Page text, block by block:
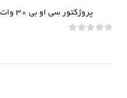
پروژکتور سی او بی ۳۰ وات